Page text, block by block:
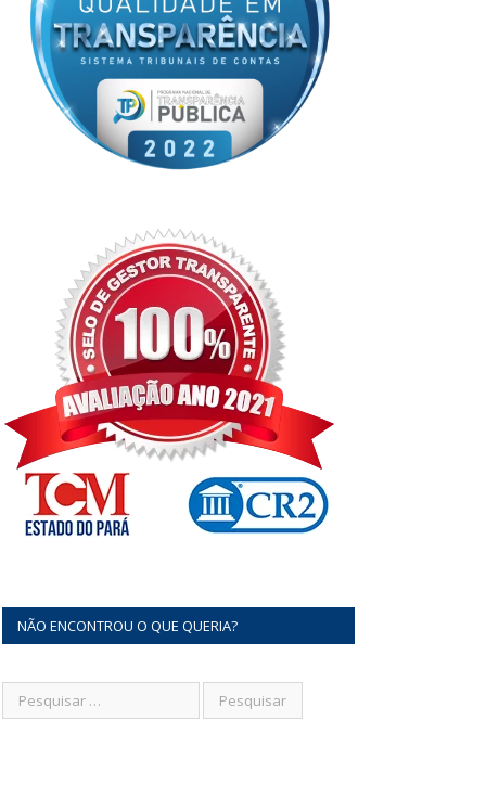
NÃO ENCONTROU O QUE QUERIA?